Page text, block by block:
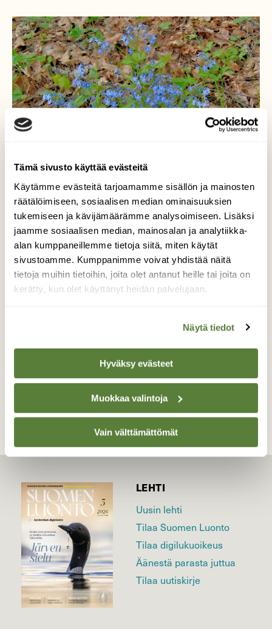
Tämä sivusto käyttää evästeitä
Käytämme evästeitä tarjoamamme sisällön ja mainosten
räätälöimiseen, sosiaalisen median ominaisuuksien
tukemiseen ja kävijämäärämme analysoimiseen. Lisäksi
jaamme sosiaalisen median, mainosalan ja analytiikka-
alan kumppaneillemme tietoja siitä, miten käytät
sivustoamme. Kumppanimme voivat yhdistää näitä
tietoja muihin tietoihin, joita olet antanut heille tai joita on
kerätty, kun olet käyttänyt heidän palvelujaan.
Näytä tiedot
Hyväksy evästeet
Muokkaa valintoja
Vain välttämättömät
Lemmikki
Nätti kukkanen.
Valokuvaaja: Reijo Juurinen, Veikkola Toukokuu
LEHTI
Uusin lehti
Tilaa Suomen Luonto
Tilaa digilukuoikeus
Äänestä parasta juttua
Tilaa uutiskirje